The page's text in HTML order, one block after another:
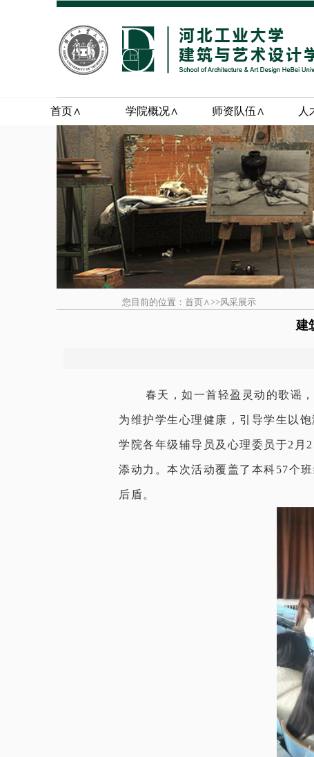
首页∧ 学院概况∧ 师资队伍∧ 人
您目前的位置：首页∧>>风采展示
建
春天，如一首轻盈灵动的歌谣，
为维护学生心理健康，引导学生以
学院各年级辅导员及心理委员于2
添动力。本次活动覆盖了本科57个
后盾。